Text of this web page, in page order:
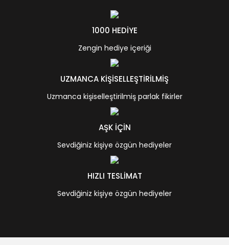
1000 HEDİYE
Zengin hediye içeriği
UZMANCA KİŞİSELLEŞTİRİLMİŞ
Uzmanca kişiselleştirilmiş parlak fikirler
AŞK İÇİN
Sevdiğiniz kişiye özgün hediyeler
HIZLI TESLİMAT
Sevdiğiniz kişiye özgün hediyeler